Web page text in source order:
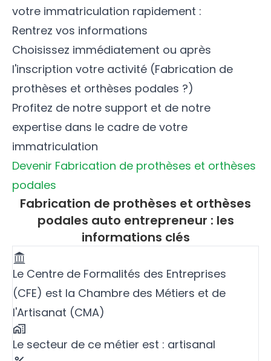
votre immatriculation rapidement :
Rentrez vos informations
Choisissez immédiatement ou après
l'inscription votre activité (Fabrication de
prothèses et orthèses podales ?)
Profitez de notre support et de notre
expertise dans le cadre de votre
immatriculation
Devenir Fabrication de prothèses et orthèses
podales
Fabrication de prothèses et orthèses
podales auto entrepreneur : les
informations clés
Le Centre de Formalités des Entreprises
(CFE) est la Chambre des Métiers et de
l'Artisanat (CMA)
Le secteur de ce métier est : artisanal